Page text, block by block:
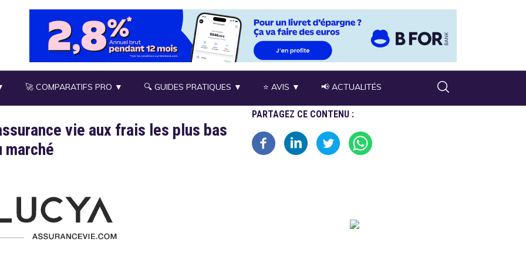
🚀 COMPARATIFS PRO ▼ 🔍 GUIDES PRATIQUES ▼ ⭐ AVIS ▼ 📢 ACTUALITÉS
vie aux frais les plus bas
marché
PARTAGEZ CE CONTENU :